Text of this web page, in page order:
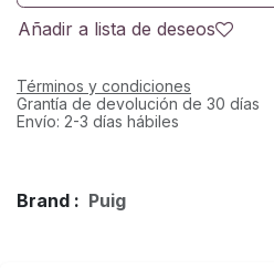
Añadir a lista de deseos
Términos y condiciones
Grantía de devolución de 30 días
Envío: 2-3 días hábiles
Brand : Puig